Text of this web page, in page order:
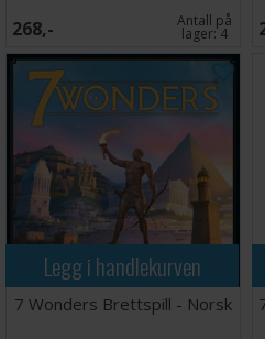
268,- Antall på
lager:4
Legg i handlekurven
7 Wonders Brettspill - Norsk